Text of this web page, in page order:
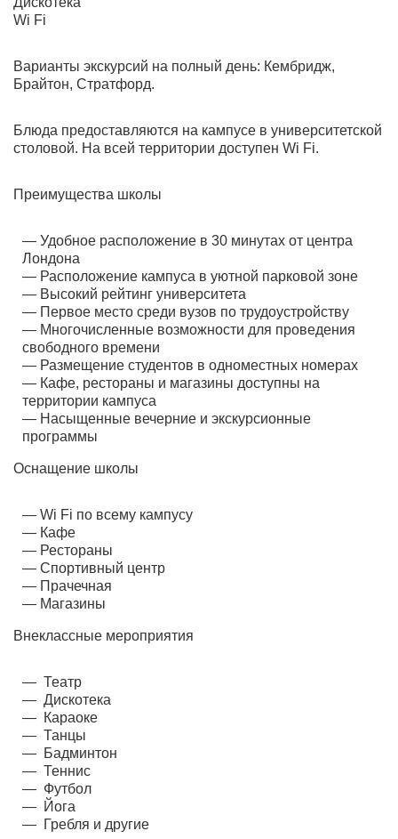
Wi Fi
Варианты экскурсий на полный день: Кембридж,
Брайтон, Стратфорд.
Блюда предоставляются на кампусе в университетской
столовой. На всей территории доступен Wi Fi.
Преимущества школы
Удобное расположение в 30 минутах от центра
Лондона
Расположение кампуса в уютной парковой зоне
Высокий рейтинг университета
Первое место среди вузов по трудоустройству
Многочисленные возможности для проведения
свободного времени
Размещение студентов в одноместных номерах
Кафе, рестораны и магазины доступны на
территории кампуса
Насыщенные вечерние и экскурсионные
программы
Оснащение школы
Wi Fi по всему кампусу
Кафе
Рестораны
Спортивный центр
Прачечная
Магазины
Внеклассные мероприятия
Театр
Дискотека
Караоке
Танцы
Бадминтон
Теннис
Футбол
Йога
Гребля и другие